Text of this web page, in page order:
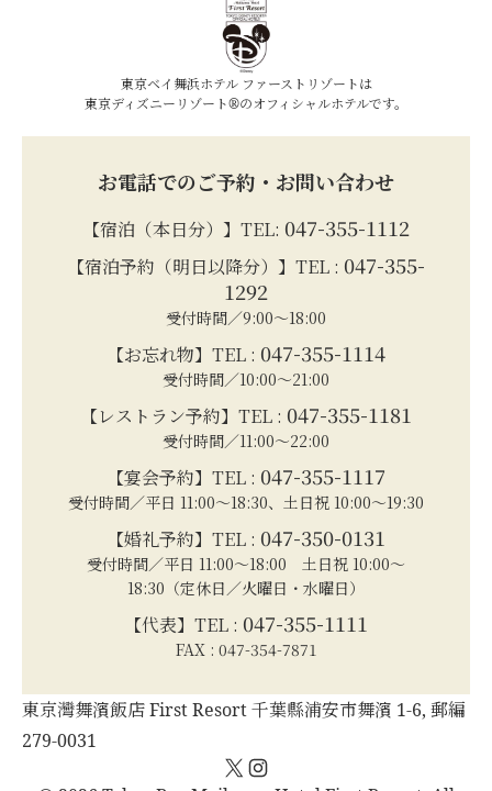
東京ベイ舞浜ホテル ファーストリゾートは
東京ディズニーリゾート®のオフィシャルホテルです。
お電話でのご予約・お問い合わせ
【宿泊（本日分）】TEL: 047-355-1112
【宿泊予約（明日以降分）】TEL : 047-355-
1292
受付時間／9:00～18:00
【お忘れ物】TEL : 047-355-1114
受付時間／10:00～21:00
【レストラン予約】TEL : 047-355-1181
受付時間／11:00～22:00
【宴会予約】TEL : 047-355-1117
受付時間／平日 11:00～18:30、土日祝 10:00～19:30
【婚礼予約】TEL : 047-350-0131
受付時間／平日 11:00～18:00 土日祝 10:00～
18:30（定休日／火曜日・水曜日）
【代表】TEL : 047-355-1111
FAX : 047-354-7871
東京灣舞濱飯店 First Resort 千葉縣浦安市舞濱 1-6, 郵編
279-0031
X Instagram